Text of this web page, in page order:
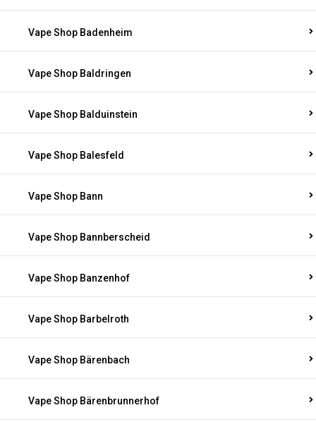
Vape Shop Badenheim
Vape Shop Baldringen
Vape Shop Balduinstein
Vape Shop Balesfeld
Vape Shop Bann
Vape Shop Bannberscheid
Vape Shop Banzenhof
Vape Shop Barbelroth
Vape Shop Bärenbach
Vape Shop Bärenbrunnerhof